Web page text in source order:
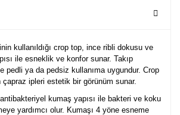
kullanıldığı crop top, ince ribli dokusu ve
ile esneklik ve konfor sunar. Takıp
pedli ya da pedsiz kullanıma uygundur. Crop
çapraz ipleri estetik bir görünüm sunar.
kumaş yapısı ile bakteri ve koku
yardımcı olur. Kumaşı 4 yöne esneme